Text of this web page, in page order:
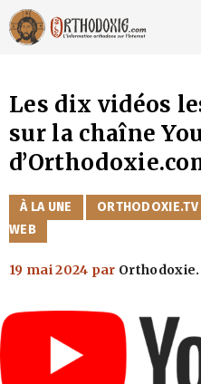
Aller
au
contenu
Les dix vidéos
sur la chaîne
CATÉGORIES
À LA UNE ORTHODOXIE.TV
WEB
19 mai 2024 par